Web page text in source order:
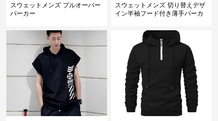
スウェットメンズ プルオーバー
パーカー
スウェットメンズ 切り替えデザ
イン半袖フード付き薄手パーカ